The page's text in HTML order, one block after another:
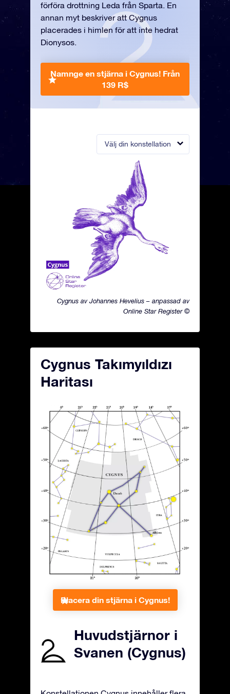
Välj din konstellation
Cygnus av Johannes Hevelius – anpassad av
Online Star Register ©
förföra drottning Leda från Sparta. En
annan myt beskriver att Cygnus
placerades i himlen för att inte hedrat
Dionysos.
Namnge en stjärna i Cygnus! Från
139 R$
Cygnus Takımyıldızı
Haritası
Placera din stjärna i Cygnus!
Huvudstjärnor i
Svanen (Cygnus)